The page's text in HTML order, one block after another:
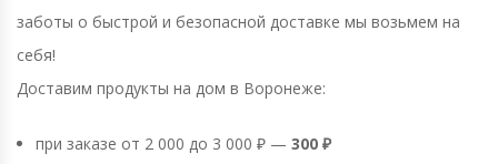
заботы о быстрой и безопасной доставке мы возьмем на
себя!
Доставим продукты на дом в Воронеже:
при заказе от 2 000 до 3 000 ₽ — 300 ₽